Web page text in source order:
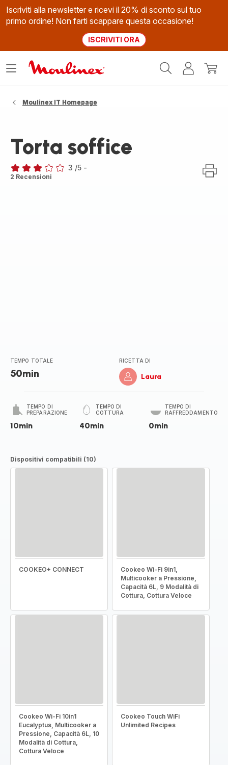
Iscriviti alla newsletter e ricevi il 20% di sconto sul tuo
primo ordine! Non farti scappare questa occasione!
ISCRIVITI ORA
Il
Apri
Moulinex IT Homepage
Torta soffice
Recensione
3 /5 -
2 Recensioni
TEMPO TOTALE
50min
RICETTA DI
Laura
TEMPO DI
PREPARAZIONE
10min
TEMPO DI
COTTURA
40min
TEMPO DI
RAFFREDDAMENTO
0min
Dispositivi compatibili (10)
COOKEO+ CONNECT
Cookeo Wi-Fi 9in1,
Multicooker a Pressione,
Capacità 6L, 9 Modalità di
Cottura, Cottura Veloce
Cookeo Wi-Fi 10in1
Eucalyptus, Multicooker a
Pressione, Capacità 6L, 10
Modalità di Cottura,
Cottura Veloce
Cookeo Touch WiFi
Unlimited Recipes